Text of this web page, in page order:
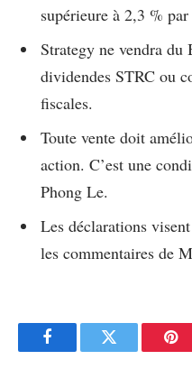
supérieure à 2,3 %
Strategy ne vendra
dividendes STRC ou
fiscales.
Toute vente doit
action. C’est une
Phong Le.
Les déclarations
les commentaires de
FacebookTwitter